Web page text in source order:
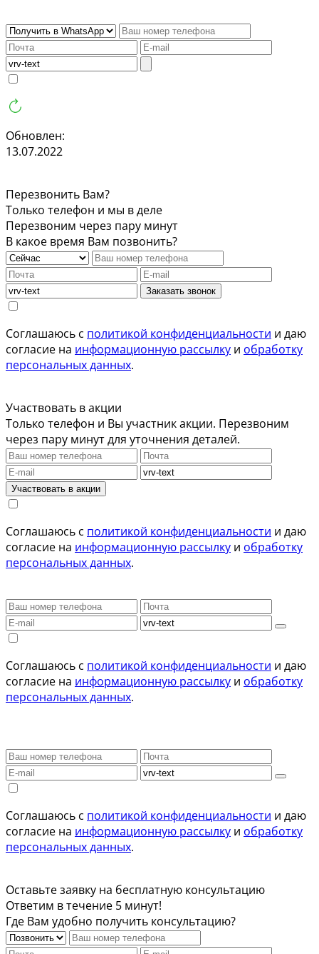
Обновлен:
13.07.2022
Перезвонить Вам?
Только телефон и мы в деле
Перезвоним через пару минут
В какое время Вам позвонить?
Заказать звонок
Соглашаюсь с политикой конфиденциальности и даю
согласие на информационную рассылку и обработку
персональных данных.
Участвовать в акции
Только телефон и Вы участник акции. Перезвоним
через пару минут для уточнения деталей.
Участвовать в акции
Соглашаюсь с политикой конфиденциальности и даю
согласие на информационную рассылку и обработку
персональных данных.
Соглашаюсь с политикой конфиденциальности и даю
согласие на информационную рассылку и обработку
персональных данных.
Соглашаюсь с политикой конфиденциальности и даю
согласие на информационную рассылку и обработку
персональных данных.
Оставьте заявку на бесплатную консультацию
Ответим в течение 5 минут!
Где Вам удобно получить консультацию?